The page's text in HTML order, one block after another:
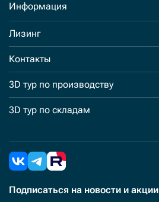
Информация
Лизинг
Контакты
3D тур по производству
3D тур по складам
Подписаться на новости и акции